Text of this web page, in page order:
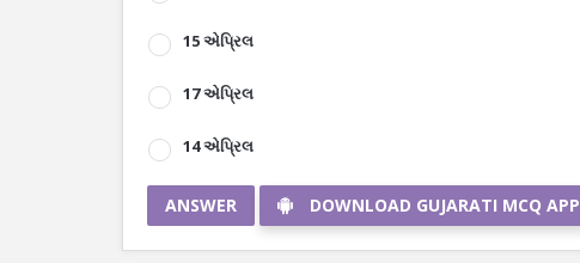
15 એપ્રિલ
17 એપ્રિલ
14 એપ્રિલ
ANSWER DOWNLOAD GUJARATI MCQ APP